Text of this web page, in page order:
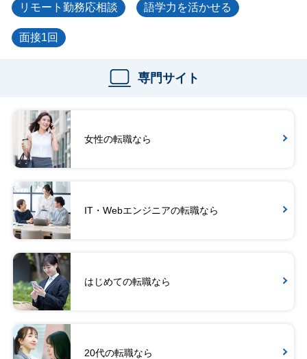
リモート勤務応相談 語学力を活かせる
面接1回
専門サイト
女性の転職なら
IT・Webエンジニアの転職なら
はじめての転職なら
20代の転職なら